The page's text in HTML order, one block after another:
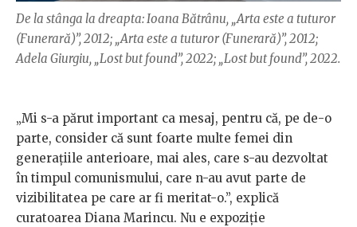
De la stânga la dreapta: Ioana Bătrânu, „Arta este a tuturor
(Funerară)”, 2012; „Arta este a tuturor (Funerară)”, 2012;
Adela Giurgiu, „Lost but found”, 2022; „Lost but found”, 2022.
„Mi s-a părut important ca mesaj, pentru că, pe de-o
parte, consider că sunt foarte multe femei din
generațiile anterioare, mai ales, care s-au dezvoltat
în timpul comunismului, care n-au avut parte de
vizibilitatea pe care ar fi meritat-o.”, explică
curatoarea Diana Marincu. Nu e expoziție